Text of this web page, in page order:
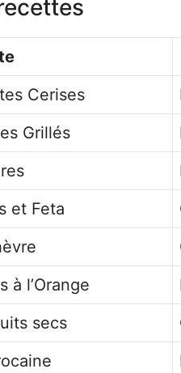
Cerises
Grillés
et Feta
à l’Orange
secs